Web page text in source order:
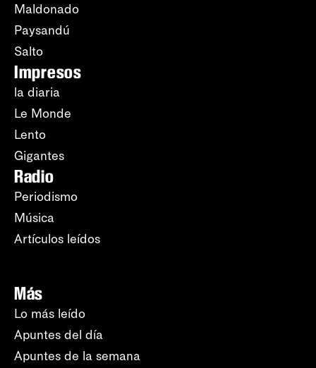
Maldonado
Paysandú
Salto
Impresos
la diaria
Le Monde
Lento
Gigantes
Radio
Periodismo
Música
Artículos leídos
Más
Lo más leído
Apuntes del día
Apuntes de la semana